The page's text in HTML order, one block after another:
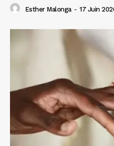
Esther Malonga - 17 Juin